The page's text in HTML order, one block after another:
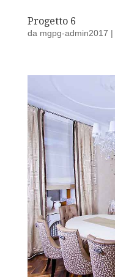
Progetto 6
da mgpg-admin2017 |